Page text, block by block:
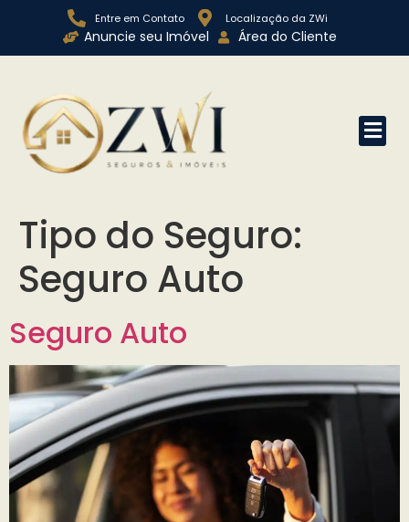
Entre em Contato Localização da ZWi
Anuncie seu Imóvel Área do Cliente
Tipo do Seguro:
Seguro Auto
Seguro Auto